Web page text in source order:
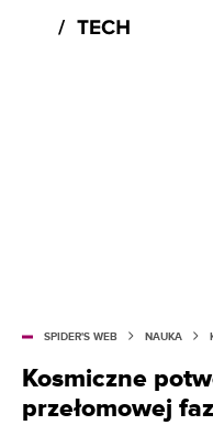
SPIDER'S WEB NAUKA
Kosmiczne
przełomowej